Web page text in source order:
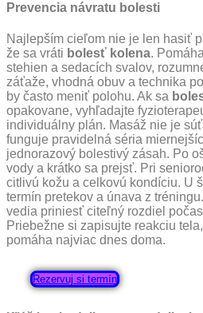
Prevencia návratu bolesti
Najlepším cieľom nie je len hasiť
že sa vráti bolesť kolena.
stehien a sedacích svalov,
záťaže, vhodná obuv a technika
by často meniť polohu. Ak sa
opakovane, vyhľadajte
individuálny plán. Masáž nie je
funguje pravidelná séria
jednorazový bolestivý zásah. Po
vody a krátko sa prejsť. Pri
citlivú kožu a celkovú kondíciu. U
termín pretekov a únava z
vedia priniesť citeľný rozdiel
Priebežne si zapisujte reakciu
pomáha najviac dnes doma.
Rezervuj si termín